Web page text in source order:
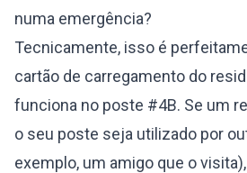
numa emergência?
Tecnicamente, isso é
cartão de carregamento do
funciona no poste #4B. Se um
o seu poste seja utilizado por
exemplo, um amigo que o